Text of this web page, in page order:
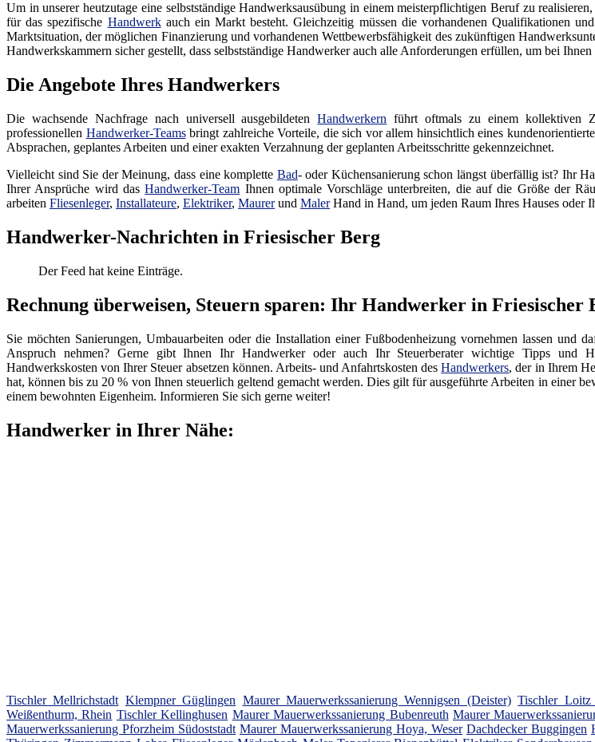
Um in unserer heutzutage eine selbstständige Handwerksausübung in einem meisterpflichtigen Beruf zu
für das spezifische Handwerkauch ein Markt besteht. Gleichzeitig müssen die vorhandenen Qualifikationen
Marktsituation, der möglichen Finanzierung und vorhandenen Wettbewerbsfähigkeit des zukünftigen
Handwerkskammern sicher gestellt, dass selbstständige Handwerker auch alle Anforderungen erfüllen, um bei
Die Angebote Ihres Handwerkers
Die wachsende Nachfrage nach universell ausgebildetenHandwerkern führt oftmals zu einem kollektiven
professionellen Handwerker-Teamsbringt zahlreiche Vorteile, die sich vor allem hinsichtlich eines
Absprachen, geplantes Arbeiten und einer exakten Verzahnung der geplanten Arbeitsschritte gekennzeichnet.
Vielleicht sind Sie der Meinung, dass eine komplette Bad- oder Küchensanierung schon längst überfällig ist? Ihr
Ihrer Ansprüche wird dasHandwerker-Team Ihnen optimale Vorschläge unterbreiten, die auf die Größe der
arbeiten Fliesenleger, Installateure, Elektriker, Maurerund MalerHand in Hand, um jeden Raum Ihres Hauses oder
Handwerker-Nachrichten in Friesischer Berg
Der Feed hat keine Einträge.
Rechnung überweisen, Steuern sparen: Ihr Handwerker in Friesischer
Sie möchten Sanierungen, Umbauarbeiten oder die Installation einer Fußbodenheizung vornehmen lassen und
Anspruch nehmen? Gerne gibt Ihnen Ihr Handwerker oder auch Ihr Steuerberater wichtige Tipps und
Handwerkskosten von Ihrer Steuer absetzen können. Arbeits- und Anfahrtskosten desHandwerkers, der in Ihrem
hat, können bis zu 20 % von Ihnen steuerlich geltend gemacht werden. Dies gilt für ausgeführte Arbeiten in einer
einem bewohnten Eigenheim. Informieren Sie sich gerne weiter!
Handwerker in Ihrer Nähe:
Tischler Mellrichstadt Klempner Güglingen Maurer Mauerwerkssanierung Wennigsen (Deister) Tischler
Weißenthurm, Rhein Tischler Kellinghusen Maurer Mauerwerkssanierung Bubenreuth Maurer
Mauerwerkssanierung Pforzheim Südoststadt Maurer Mauerwerkssanierung Hoya, Weser Dachdecker Buggingen